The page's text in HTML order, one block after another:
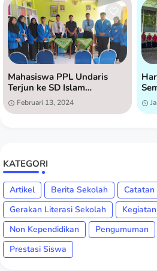
Mahasiswa PPL Undaris
Terjun ke SD Islam
Istiqomah untuk Praktik
Lapangan
Februari 13, 2024
di
KATEGORI
Artikel Berita Sekolah
Catatan
Gerakan Literasi Sekolah
Non Kependidikan
Pengumuman
Prestasi Siswa